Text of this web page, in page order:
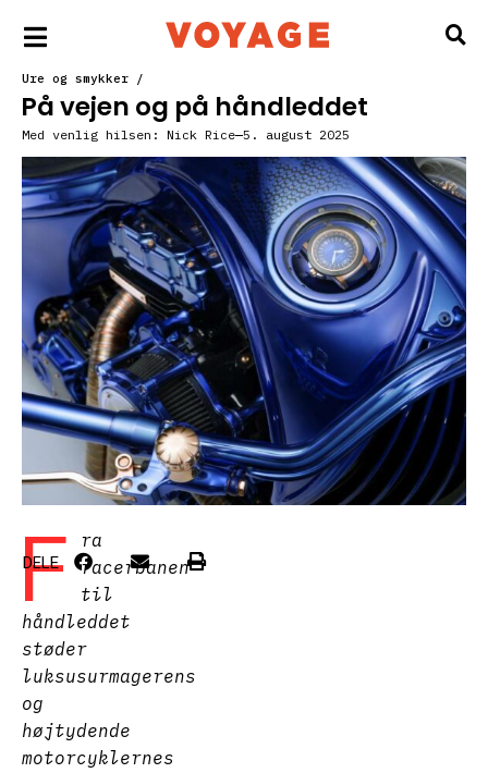
Ure og smykker /
På vejen og på håndleddet
Med venlig hilsen: Nick Rice 5. august 2025
F
ra
racerbanen
til
håndleddet
støder
luksusurmagerens
og
højtydende
motorcyklernes
DELE